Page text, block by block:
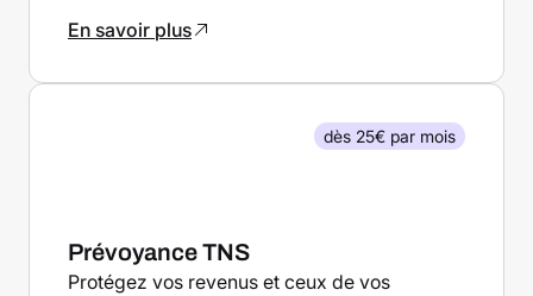
En savoir plus
Prévoyance TNS
Protégez vos revenus et ceux de vos
dès 25€ par mois